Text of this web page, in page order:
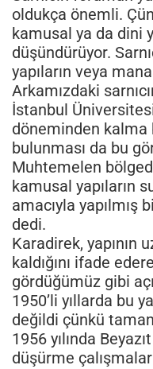
oldukça önemli.
kamusal ya da dini
düşündürüyor.
yapıların veya
Arkamızdaki
İstanbul
döneminden
bulunması da bu
Muhtemelen
kamusal yapıların
amacıyla yapılmış
dedi.
Karadirek, yapının
kaldığını ifade
gördüğümüz gibi
1950’li yıllarda bu
değildi çünkü
1956 yılında
düşürme